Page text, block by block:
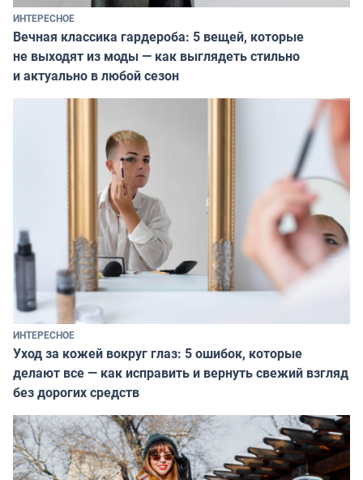
ИНТЕРЕСНОЕ
Вечная классика гардероба: 5 вещей, которые
не выходят из моды — как выглядеть стильно
и актуально в любой сезон
ИНТЕРЕСНОЕ
Уход за кожей вокруг глаз: 5 ошибок, которые
делают все — как исправить и вернуть свежий взгляд
без дорогих средств